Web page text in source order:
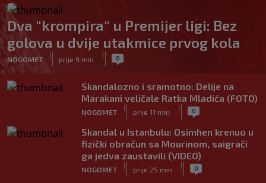
Dva "krompira" u Premijer ligi: Bez
golova u dvije utakmice prvog kola
NOGOMET
|
prije 9 min.
| 0
Skandalozno i sramotno: Delije na
Marakani veličale Ratka Mladića (FOTO)
NOGOMET
|
prije 11 min.
| 0
Skandal u Istanbulu: Osimhen krenuo u
fizički obračun sa Mourinom, saigrači
ga jedva zaustavili (VIDEO)
NOGOMET
|
prije 25 min.
| 0